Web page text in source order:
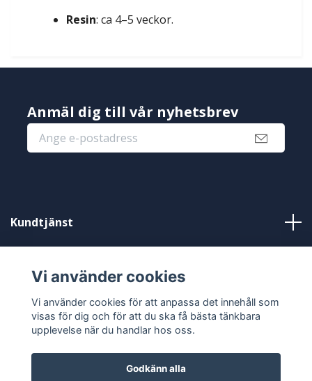
Resin: ca 4–5 veckor.
Anmäl dig till vår nyhetsbrev
Kundtjänst
Sociala medier
Vi använder cookies
Vi använder cookies för att anpassa det innehåll som
visas för dig och för att du ska få bästa tänkbara
upplevelse när du handlar hos oss.
Godkänn alla